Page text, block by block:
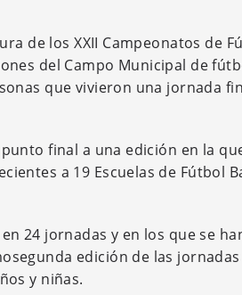
de los XXII Campeonatos de
del Campo Municipal de
que vivieron una jornada
final a una edición en la
a 19 Escuelas de Fútbol
24 jornadas y en los que se
edición de las
y niñas.